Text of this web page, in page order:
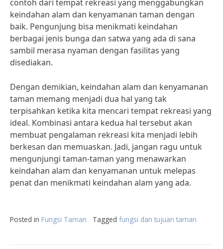
contoh dari tempat rekreasi yang menggabungkan
keindahan alam dan kenyamanan taman dengan
baik. Pengunjung bisa menikmati keindahan
berbagai jenis bunga dan satwa yang ada di sana
sambil merasa nyaman dengan fasilitas yang
disediakan.
Dengan demikian, keindahan alam dan kenyamanan
taman memang menjadi dua hal yang tak
terpisahkan ketika kita mencari tempat rekreasi yang
ideal. Kombinasi antara kedua hal tersebut akan
membuat pengalaman rekreasi kita menjadi lebih
berkesan dan memuaskan. Jadi, jangan ragu untuk
mengunjungi taman-taman yang menawarkan
keindahan alam dan kenyamanan untuk melepas
penat dan menikmati keindahan alam yang ada.
Posted in Fungsi Taman Tagged fungsi dan tujuan taman